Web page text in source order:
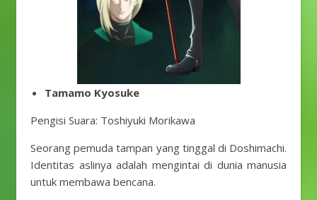
Tamamo Kyosuke
Pengisi Suara: Toshiyuki Morikawa
Seorang pemuda tampan yang tinggal di Doshimachi.
Identitas aslinya adalah mengintai di dunia manusia
untuk membawa bencana.